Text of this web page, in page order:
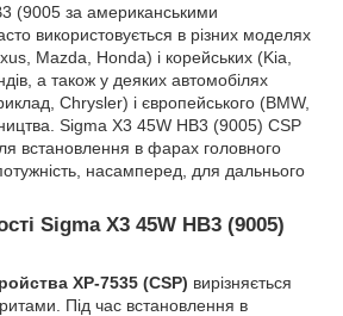
(9005 за американськими
використовується в різних моделях
Mazda, Honda) і корейських (Kia,
а також у деяких автомобілях
Chrysler) і європейського (BMW,
Sigma X3 45W HB3 (9005) CSP
встановлення в фарах головного
насамперед, для дальнього
Sigma X3 45W HB3 (9005)
XP-7535 (CSP) вирізняється
Під час встановлення в